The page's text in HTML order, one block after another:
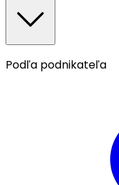
Podľa podnikateľa